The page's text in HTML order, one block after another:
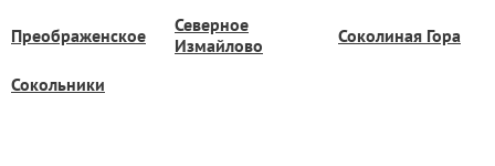
Преображенское
Северное
Измайлово
Соколиная Гора
Сокольники